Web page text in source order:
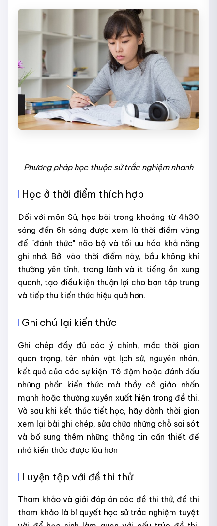
Phương pháp học thuộc sử trắc nghiệm nhanh
Học ở thời điểm thích hợp
Đối với môn Sử, học bài trong khoảng từ 4h30
sáng đến 6h sáng được xem là thời điểm vàng
để "đánh thức" não bộ và tối ưu hóa khả năng
ghi nhớ. Bởi vào thời điểm này, bầu không khí
thường yên tĩnh, trong lành và ít tiếng ồn xung
quanh, tạo điều kiện thuận lợi cho bạn tập trung
và tiếp thu kiến thức hiệu quả hơn.
Ghi chú lại kiến thức
Ghi chép đầy đủ các ý chính, mốc thời gian
quan trọng, tên nhân vật lịch sử, nguyên nhân,
kết quả của các sự kiện. Tô đậm hoặc đánh dấu
những phần kiến thức mà thầy cô giáo nhấn
mạnh hoặc thường xuyên xuất hiện trong đề thi.
Và sau khi kết thúc tiết học, hãy dành thời gian
xem lại bài ghi chép, sửa chữa những chỗ sai sót
và bổ sung thêm những thông tin cần thiết để
nhớ kiến thức được lâu hơn
Luyện tập với đề thi thử
Tham khảo và giải đáp án các đề thi thử, đề thi
tham khảo là bí quyết học sử trắc nghiệm tuyệt